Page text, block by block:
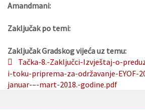
Amandmani:
Zaključak po temi:
Zaključak Gradskog vijeća uz temu:
Tačka-8.-Zaključci-Izvještaj-o-
i-toku-priprema-za-održavanje-EYOF-
januar-–-mart-2018.-godine.pdf